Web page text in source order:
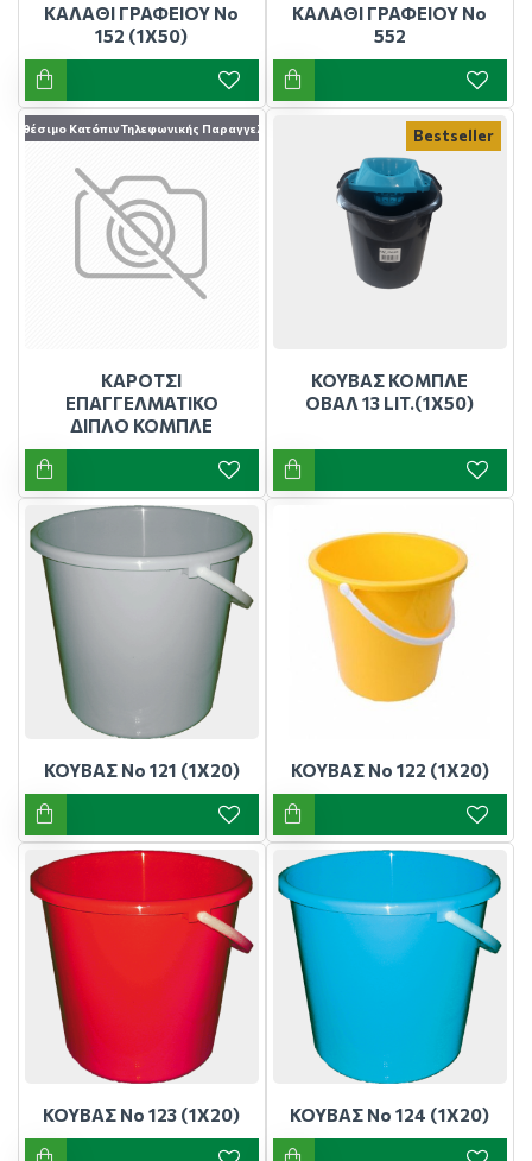
ΚΑΛΑΘΙ ΓΡΑΦΕΙΟΥ Νο
152 (1Χ50)
ΚΑΛΑΘΙ ΓΡΑΦΕΙΟΥ Νο
552
Διαθέσιμο Κατόπιν Τηλεφωνικής Παραγγελίας
ΚΑΡΟΤΣΙ
ΕΠΑΓΓΕΛΜΑΤΙΚΟ
ΔΙΠΛΟ ΚΟΜΠΛΕ
Bestseller
ΚΟΥΒΑΣ ΚΟΜΠΛΕ
ΟΒΑΛ 13 LIT.(1Χ50)
ΚΟΥΒΑΣ Νο 121 (1Χ20) ΚΟΥΒΑΣ Νο 122 (1Χ20)
ΚΟΥΒΑΣ Νο 123 (1Χ20) ΚΟΥΒΑΣ Νο 124 (1Χ20)